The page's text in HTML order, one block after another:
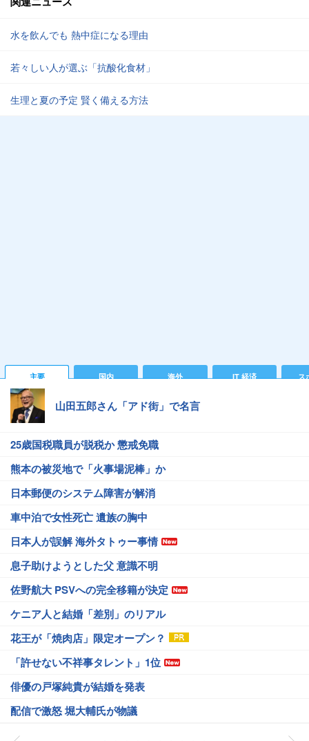
水を飲んでも 熱中症になる理由
若々しい人が選ぶ「抗酸化食材」
生理と夏の予定 賢く備える方法
主要 国内 海外 IT 経済 ス
山田五郎さん「アド街」で名言
25歳国税職員が脱税か 懲戒免職
熊本の被災地で「火事場泥棒」か
日本郵便のシステム障害が解消
車中泊で女性死亡 遺族の胸中
日本人が誤解 海外タトゥー事情
息子助けようとした父 意識不明
佐野航大 PSVへの完全移籍が決定
ケニア人と結婚「差別」のリアル
花王が「焼肉店」限定オープン？
「許せない不祥事タレント」1位
俳優の戸塚純貴が結婚を発表
配信で激怒 堀大輔氏が物議